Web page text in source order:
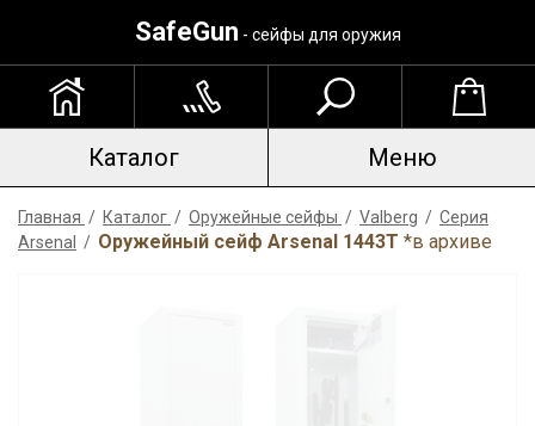
SafeGun - сейфы для оружия
Каталог Меню
Главная / Каталог / Оружейные сейфы / Valberg / Серия
Arsenal
/ Оружейный сейф Arsenal 1443Т *в архиве